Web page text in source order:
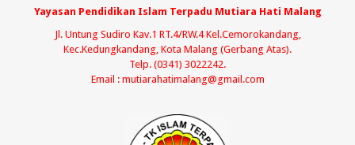
Yayasan Pendidikan Islam Terpadu Mutiara Hati Malang
Jl. Untung Sudiro Kav.1 RT.4/RW.4 Kel.Cemorokandang,
Kec.Kedungkandang, Kota Malang (Gerbang Atas).
Telp. (0341) 3022242.
Email : mutiarahatimalang@gmail.com